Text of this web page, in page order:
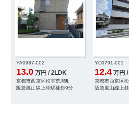
YA0987-002
13.0 万円 / 2LDK
京都市西京区松室荒堀町
阪急嵐山線上桂駅徒歩9分
YC0791-001
12.4 万円
京都市西京区
阪急嵐山線上